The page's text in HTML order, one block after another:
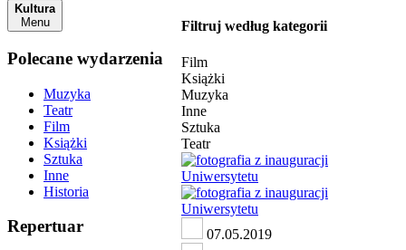
Kultura
Menu
Polecane wydarzenia
Muzyka
Teatr
Film
Książki
Sztuka
Inne
Historia
Repertuar
Filtruj według kategorii
Film
Książki
Muzyka
Inne
Sztuka
Teatr
07.05.2019